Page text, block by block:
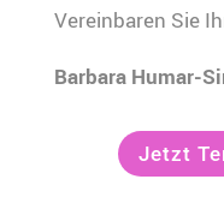
Vereinbaren Sie
Barbara Humar-
Jetzt